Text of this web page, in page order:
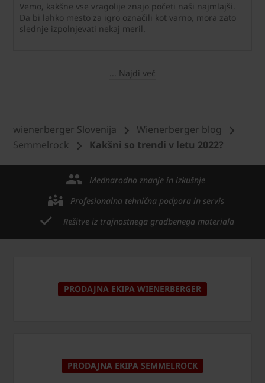
Vemo, kakšne vse vragolije znajo početi naši najmlajši.
Da bi lahko mesto za igro označili kot varno, mora zato
slednje izpolnjevati nekaj meril.
... Najdi več
wienerberger Slovenija
Wienerberger blog
Semmelrock
Kakšni so trendi v letu 2022?
Mednarodno znanje in izkušnje
Profesionalna tehnična podpora in servis
Rešitve iz trajnostnega gradbenega materiala
PRODAJNA EKIPA WIENERBERGER
PRODAJNA EKIPA SEMMELROCK